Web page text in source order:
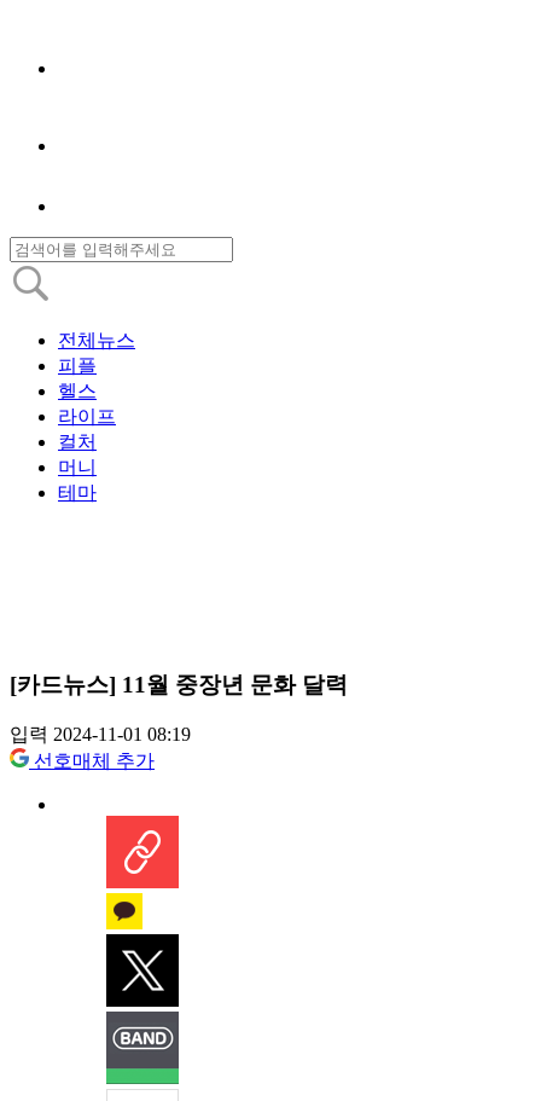
전체뉴스
피플
헬스
라이프
컬처
머니
테마
[카드뉴스] 11월 중장년 문화 달력
입력 2024-11-01 08:19
선호매체 추가